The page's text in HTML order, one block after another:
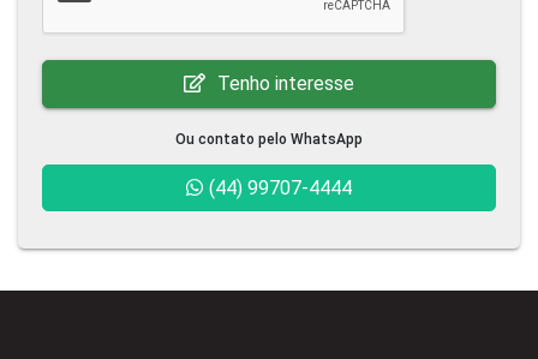
Tenho interesse
Ou contato pelo WhatsApp
(44) 99707-4444